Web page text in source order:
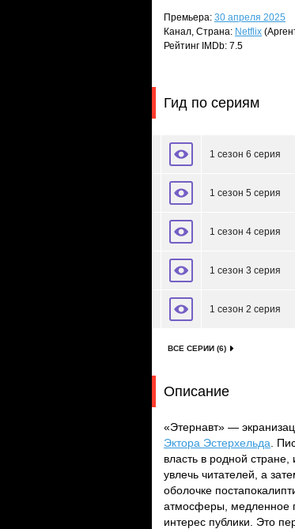
Премьера: 30 апреля 2025
Канал, Страна: Netflix
Рейтинг IMDb: 7.5
Гид по сериям
1 сезон 6 серия
1 сезон 5 серия
1 сезон 4 серия
1 сезон 3 серия
1 сезон 2 серия
ВСЕ СЕРИИ (6)
Описание
«Этернавт» —
Эктора Эстерхельда .
власть в родной
увлечь читателей, а
оболочке
атмосферы, медленное
интерес публики. Это